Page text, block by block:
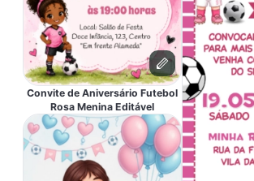
Convite de Aniversário Futebol
Rosa Menina Editável